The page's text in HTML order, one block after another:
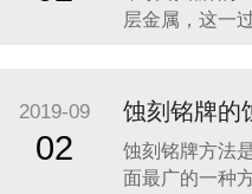
层金属，这一
电性，这是不
属化。金属塑
镀零件，但往
蚀性，虽然不
2019-09
02
蚀刻铭牌的
蚀刻铭牌方法
面最广的一种